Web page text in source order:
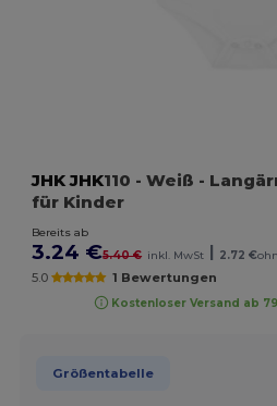
JHK JHK110 - Weiß -
für Kinder
Bereits ab
3.24 €5.40 € inkl. MwSt | 2.72 €
5.0 1 Bewertungen
Kostenloser Versand ab
Größentabelle